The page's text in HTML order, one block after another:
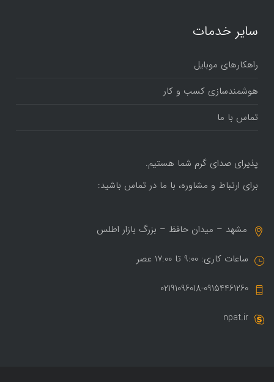
سایر خدمات
راهکارهای موبایل
هوشمندسازی کسب و کار
تماس با ما
پذیرای صدای گرم شما هستیم.
برای ارتباط و مشاوره، با ما در تماس باشید:
مشهد – میدان حافظ – بزرگ بازار اطلس
ساعات کاری: 9:00 تا 17:00 عصر
02191096018-09154461260
npat.ir